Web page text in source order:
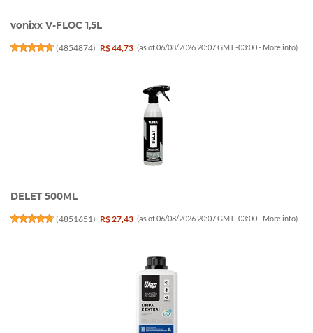
vonixx V-FLOC 1,5L
(4854874) R$ 44,73 (as of 06/08/2026 20:07 GMT -03:00 - More info)
DELET 500ML
(4851651) R$ 27,43 (as of 06/08/2026 20:07 GMT -03:00 - More info)